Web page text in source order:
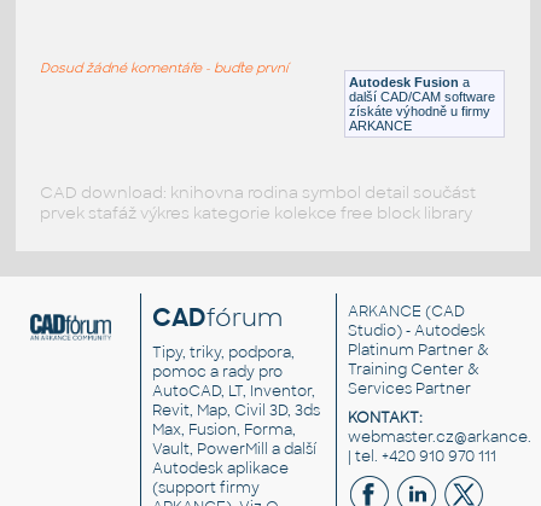
Autodesk Fusion a
další CAD/CAM software
získáte výhodně u firmy
ARKANCE
Dosud žádné komentáře - buďte první
CAD download: knihovna rodina symbol detail součást
prvek stafáž výkres kategorie kolekce free block library
CADfórum
Tipy, triky, podpora,
pomoc a rady pro
AutoCAD, LT, Inventor,
Revit, Map, Civil 3D, 3ds
Max, Fusion, Forma,
Vault, PowerMill a další
Autodesk aplikace
(support firmy
ARKANCE (CAD
Studio) - Autodesk
Platinum Partner &
Training Center &
Services Partner
KONTAKT:
| tel. +420 910 970 111